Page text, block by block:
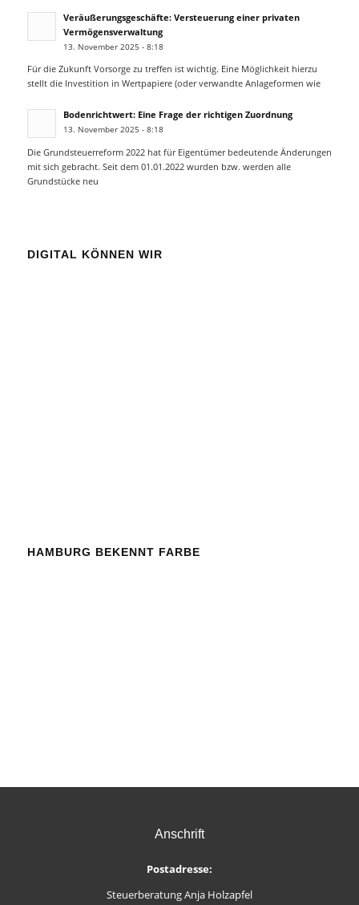
Veräußerungsgeschäfte: Versteuerung einer privaten
Vermögensverwaltung
13. November 2025 - 8:18
Für die Zukunft Vorsorge zu treffen ist wichtig. Eine Möglichkeit hierzu
stellt die Investition in Wertpapiere (oder verwandte Anlageformen wie
Bodenrichtwert: Eine Frage der richtigen Zuordnung
13. November 2025 - 8:18
Die Grundsteuerreform 2022 hat für Eigentümer bedeutende Änderungen
mit sich gebracht. Seit dem 01.01.2022 wurden bzw. werden alle
Grundstücke neu
DIGITAL KÖNNEN WIR
HAMBURG BEKENNT FARBE
Anschrift
Postadresse:
Steuerberatung Anja Holzapfel